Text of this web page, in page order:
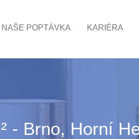
NAŠE POPTÁVKA KARIÉRA
- Brno, Horní